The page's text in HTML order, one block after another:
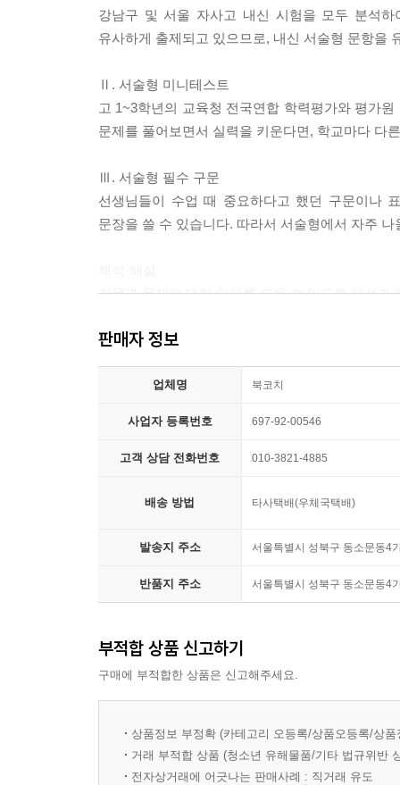
강남구 및 서울 자사고 내신 시험을 모두 분석
유사하게 출제되고 있으므로, 내신 서술형 문항을
Ⅱ. 서술형 미니테스트
고 1~3학년의 교육청 전국연합 학력평가와 평가
문제를 풀어보면서 실력을 키운다면, 학교마다 다
Ⅲ. 서술형 필수 구문
선생님들이 수업 때 중요하다고 했던 구문이나
문장을 쓸 수 있습니다. 따라서 서술형에서 자주
지문과 문제에 대한 이해를 도울 수 있도록 해석과
힌트
서술형에서 실제로 가장 많이 나오는 유형인 배
학생들은 먼저 직독직해 식으로 한글을 써본 후
판매자 정보
업체명 북코치
사업자 등록번호 697-92-00546
고객 상담 전화번호 010-3821-4885
배송 방법 타사택배(우체국택배)
발송지 주소 서울특별시 성북구 동소문동4
반품지 주소 서울특별시 성북구 동소문동4
부적합 상품 신고하기
구매에 부적합한 상품은 신고해주세요.
상품정보 부정확 (카테고리 오등록/상품오등록/상
거래 부적합 상품 (청소년 유해물품/기타 법규위반
전자상거래에 어긋나는 판매사례 : 직거래 유도